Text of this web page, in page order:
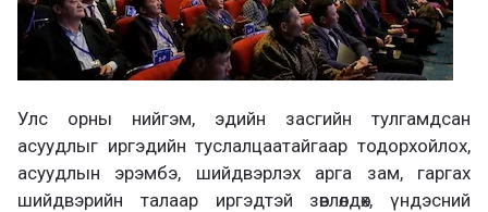
Улс орны нийгэм, эдийн засгийн тулгамдсан
асуудлыг иргэдийн туслалцаатайгаар тодорхойлох,
асуудлын эрэмбэ, шийдвэрлэх арга зам, гаргах
шийдвэрийн талаар иргэдтэй зөвлөлдөх, үндэсний